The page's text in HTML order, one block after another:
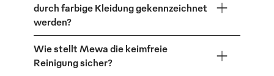
durch farbige Kleidung gekennzeichnet
werden?
Wie stellt Mewa die keimfreie
Reinigung sicher?